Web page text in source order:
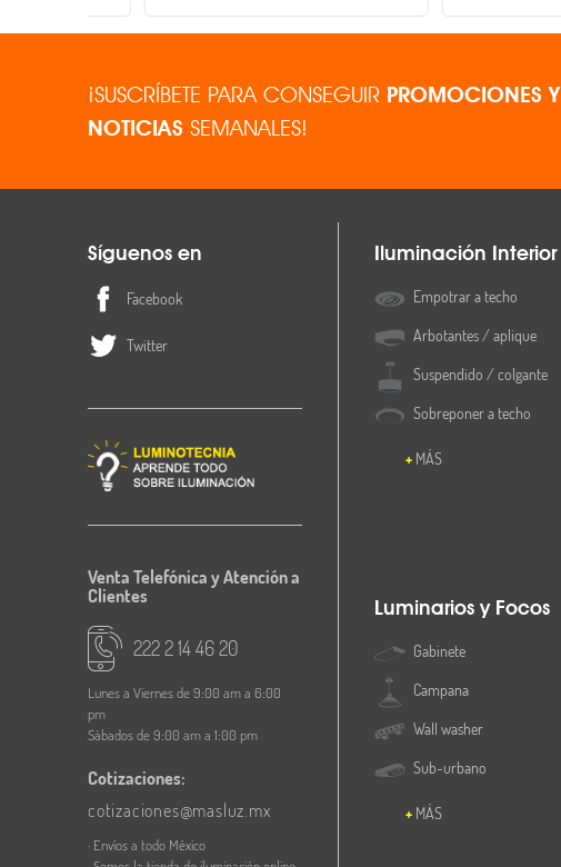
¡SUSCRÍBETE PARA CONSEGUIR PROMOCIONES Y
NOTICIAS SEMANALES!
Síguenos en
Facebook
Twitter
Venta Telefónica y Atención a
Clientes
222 2 14 46 20
Lunes a Viernes de 9:00 am a 6:00
pm
Sábados de 9:00 am a 1:00 pm
Cotizaciones:
cotizaciones@masluz.mx
· Envíos a todo México
Iluminación Interior
Empotrar a techo
Arbotantes / aplique
Suspendido / colgante
Sobreponer a techo
MÁS
Luminarios y Focos
Gabinete
Campana
Wall washer
Sub-urbano
MÁS